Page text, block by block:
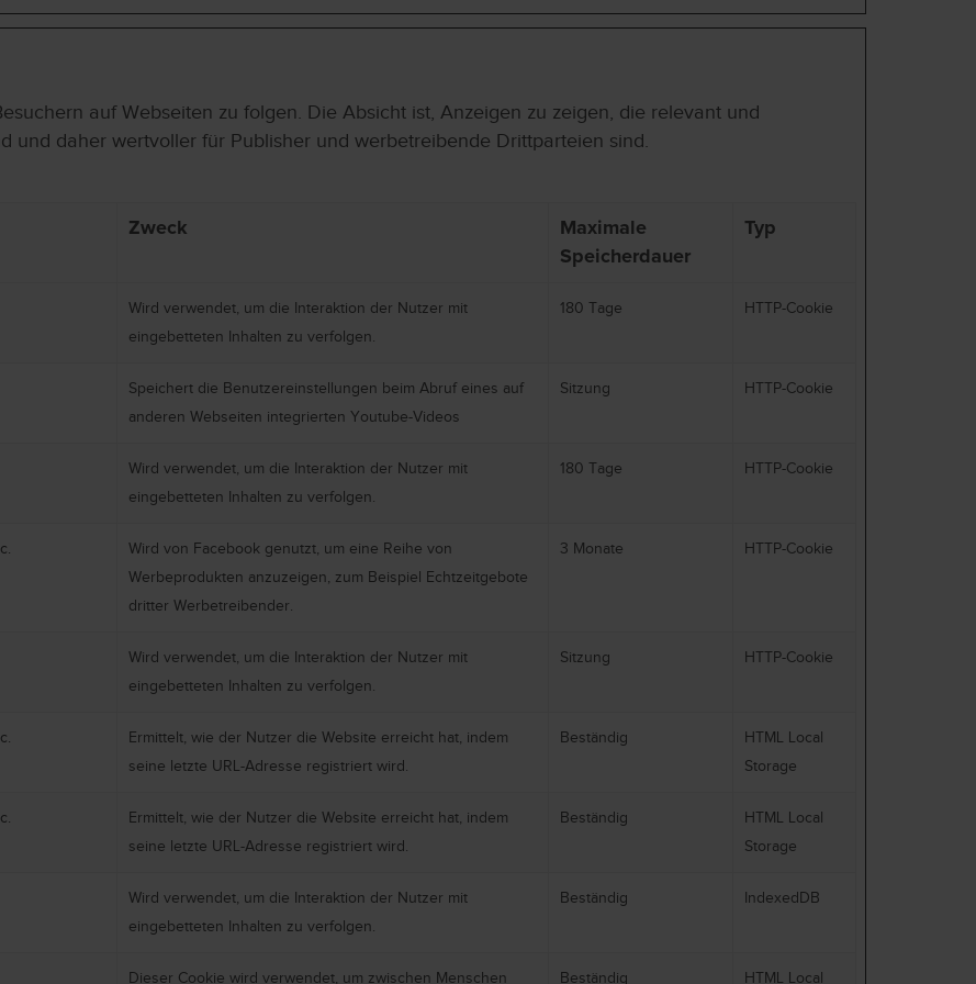
auf Webseiten zu folgen. Die Absicht ist, Anzeigen zu zeigen, die relevant und
und daher wertvoller für Publisher und werbetreibende Drittparteien sind.
Zweck
Maximale
Speicherdauer
Typ
Wird verwendet, um die Interaktion der Nutzer mit
eingebetteten Inhalten zu verfolgen.
180 Tage HTTP-Cookie
Speichert die Benutzereinstellungen beim Abruf eines auf
anderen Webseiten integrierten Youtube-Videos
Sitzung HTTP-Cookie
Wird verwendet, um die Interaktion der Nutzer mit
eingebetteten Inhalten zu verfolgen.
180 Tage HTTP-Cookie
Wird von Facebook genutzt, um eine Reihe von
Werbeprodukten anzuzeigen, zum Beispiel Echtzeitgebote
dritter Werbetreibender.
3 Monate HTTP-Cookie
Wird verwendet, um die Interaktion der Nutzer mit
eingebetteten Inhalten zu verfolgen.
Sitzung HTTP-Cookie
Ermittelt, wie der Nutzer die Website erreicht hat, indem
seine letzte URL-Adresse registriert wird.
Beständig
HTML Local
Storage
Ermittelt, wie der Nutzer die Website erreicht hat, indem
seine letzte URL-Adresse registriert wird.
Beständig
HTML Local
Storage
Wird verwendet, um die Interaktion der Nutzer mit
eingebetteten Inhalten zu verfolgen.
Beständig IndexedDB
Dieser Cookie wird verwendet, um zwischen Menschen Beständig HTML Local